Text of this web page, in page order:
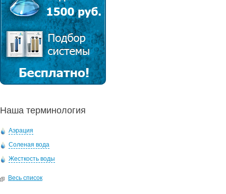
Наша терминология
Аэрация
Соленая вода
Жесткость воды
Весь список